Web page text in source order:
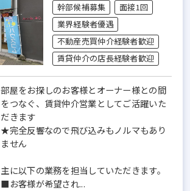
幹部候補募集
面接1回
業界経験者優遇
不動産売買仲介経験者歓迎
賃貸仲介の店長経験者歓迎
部屋をお探しのお客様とオーナー様との間
をつなぐ、賃貸仲介営業としてご活躍いた
だきます
★完全反響なので飛び込みもノルマもあり
ません
主に以下の業務を担当していただきます。
■お客様が希望され...